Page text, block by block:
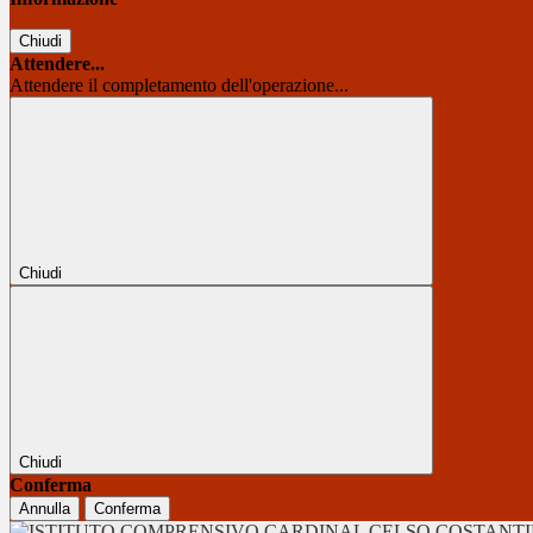
Chiudi
Attendere...
Attendere il completamento dell'operazione...
Chiudi
Chiudi
Conferma
Annulla Conferma